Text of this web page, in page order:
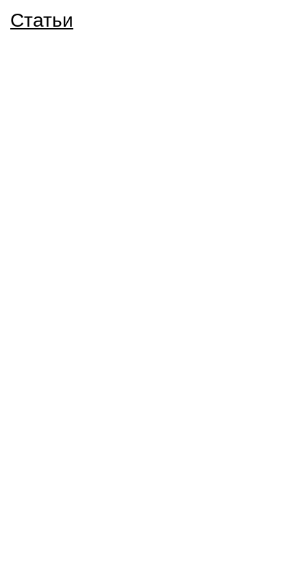
Статьи